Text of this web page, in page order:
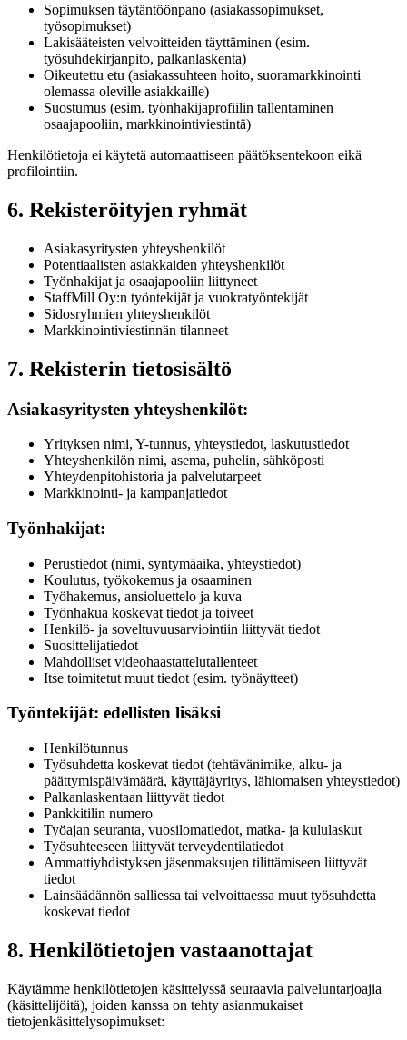
Sopimuksen täytäntöönpano (asiakassopimukset,
työsopimukset)
Lakisääteisten velvoitteiden täyttäminen (esim.
työsuhdekirjanpito, palkanlaskenta)
Oikeutettu etu (asiakassuhteen hoito, suoramarkkinointi
olemassa oleville asiakkaille)
Suostumus (esim. työnhakijaprofiilin tallentaminen
osaajapooliin, markkinointiviestintä)
Henkilötietoja ei käytetä automaattiseen päätöksentekoon eikä
profilointiin.
6. Rekisteröityjen ryhmät
Asiakasyritysten yhteyshenkilöt
Potentiaalisten asiakkaiden yhteyshenkilöt
Työnhakijat ja osaajapooliin liittyneet
StaffMill Oy:n työntekijät ja vuokratyöntekijät
Sidosryhmien yhteyshenkilöt
Markkinointiviestinnän tilanneet
7. Rekisterin tietosisältö
Asiakasyritysten yhteyshenkilöt:
Yrityksen nimi, Y-tunnus, yhteystiedot, laskutustiedot
Yhteyshenkilön nimi, asema, puhelin, sähköposti
Yhteydenpitohistoria ja palvelutarpeet
Markkinointi- ja kampanjatiedot
Työnhakijat:
Perustiedot (nimi, syntymäaika, yhteystiedot)
Koulutus, työkokemus ja osaaminen
Työhakemus, ansioluettelo ja kuva
Työnhakua koskevat tiedot ja toiveet
Henkilö- ja soveltuvuusarviointiin liittyvät tiedot
Suosittelijatiedot
Mahdolliset videohaastattelutallenteet
Itse toimitetut muut tiedot (esim. työnäytteet)
Työntekijät: edellisten lisäksi
Henkilötunnus
Työsuhdetta koskevat tiedot (tehtävänimike, alku- ja
päättymispäivämäärä, käyttäjäyritys, lähiomaisen yhteystiedot)
Palkanlaskentaan liittyvät tiedot
Pankkitilin numero
Työajan seuranta, vuosilomatiedot, matka- ja kululaskut
Työsuhteeseen liittyvät terveydentilatiedot
Ammattiyhdistyksen jäsenmaksujen tilittämiseen liittyvät
tiedot
Lainsäädännön salliessa tai velvoittaessa muut työsuhdetta
koskevat tiedot
8. Henkilötietojen vastaanottajat
Käytämme henkilötietojen käsittelyssä seuraavia palveluntarjoajia
(käsittelijöitä), joiden kanssa on tehty asianmukaiset
tietojenkäsittelysopimukset: